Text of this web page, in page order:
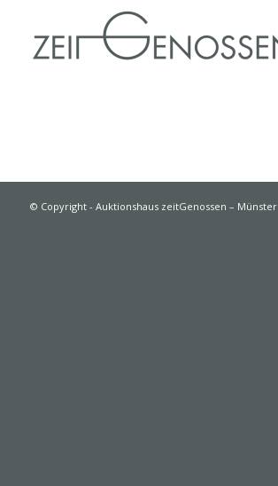
© Copyright - Auktionshaus zeitGenossen – Münster